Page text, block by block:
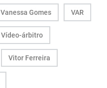
Vanessa Gomes VAR
Vídeo-árbitro
Vitor Ferreira